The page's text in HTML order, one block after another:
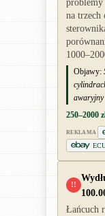
na trzech
Objawy:
awaryjny
250–2000
REKLAMA
!!
Łańcuch